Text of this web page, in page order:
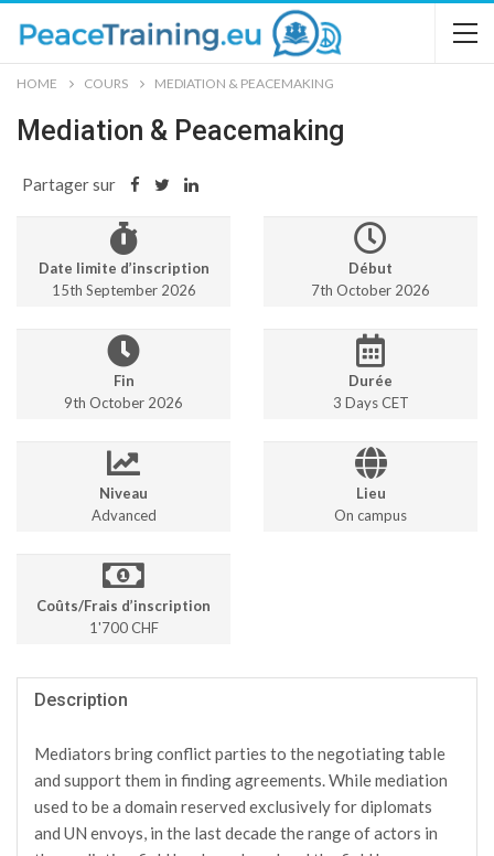
HOME COURS MEDIATION & PEACEMAKING
Mediation & Peacemaking
Partager sur
Date limite d’inscription
15th September 2026
Début
7th October 2026
Fin
9th October 2026
Durée
3 Days CET
Niveau
Advanced
Lieu
On campus
Coûts/Frais d’inscription
1'700 CHF
Description
Mediators bring conflict parties to the negotiating table
and support them in finding agreements. While mediation
used to be a domain reserved exclusively for diplomats
and UN envoys, in the last decade the range of actors in